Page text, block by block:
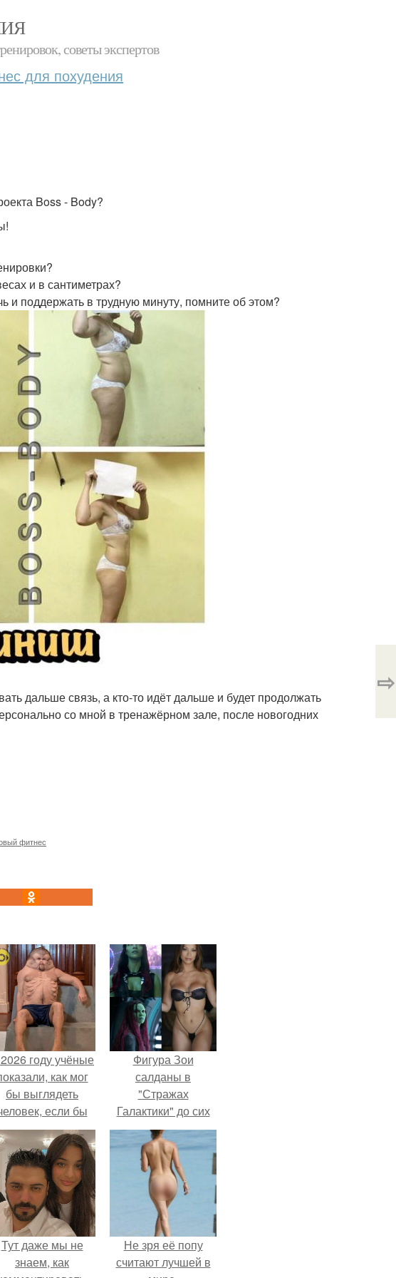
советы экспертов
для похудения
Boss - Body?
и в сантиметрах?
и поддержать в трудную минуту, помните об этом?
дальше связь, а кто-то идёт дальше и будет продолжать
со мной в тренажёрном зале, после новогодних
фитнес
⇨
году учёные
как мог
бы выглядеть
если бы
его тело
специально для
выживания в
Фигура Зои
салданы в
"Стражах
Галактики" до сих
пор вызывает
восхищение.
Тут даже мы не
знаем, как
Не зря её попу
считают лучшей в